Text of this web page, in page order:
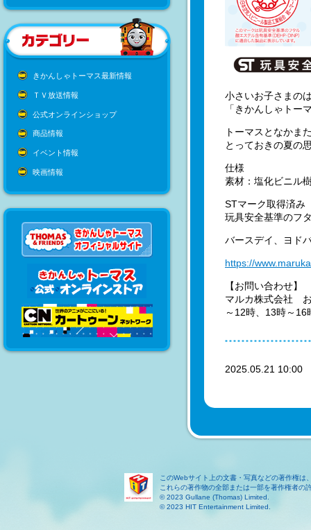
きかんしゃトーマス最新情報
ＴＶ放送情報
公式オンラインショップ
商品情報
イベント情報
映画情報
小さいお子さまの
「きかんしゃトー
トーマスとなかま
とっておきの夏の
仕様
素材：塩化ビニル
STマーク取得済み
玩具安全基準のフ
バースデイ、ヨド
https://
【お問い合わせ】
マルカ株式会社
～12時、13時～16
2025.05.21
このWebサイト上の文書・写真などの著作権
これらの著作物の全部または一部を著作権者の
© 2023 Gullane (Thomas) Limited.
© 2023 HIT Entertainment Limited.